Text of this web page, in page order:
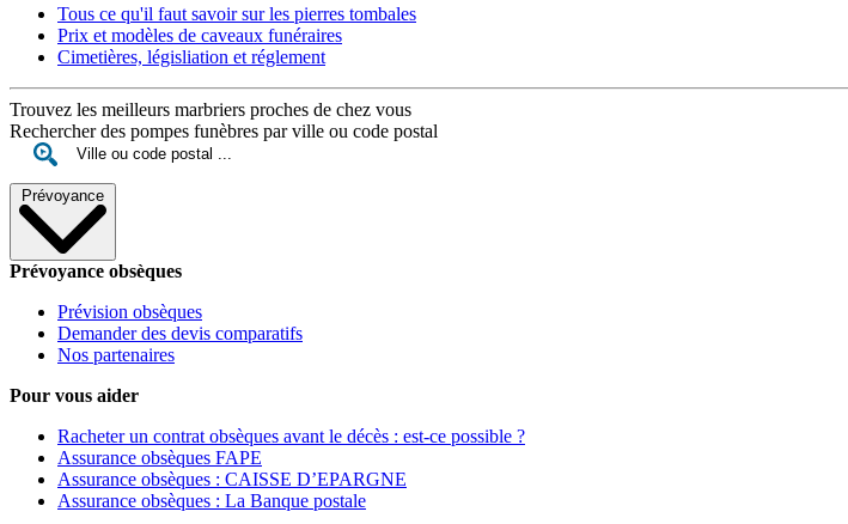
Tous ce qu'il faut savoir sur les pierres tombales
Prix et modèles de caveaux funéraires
Cimetières, législiation et réglement
Trouvez les meilleurs marbriers proches de chez vous
Rechercher des pompes funèbres par ville ou code postal
Prévoyance
Prévoyance obsèques
Prévision obsèques
Demander des devis comparatifs
Nos partenaires
Pour vous aider
Racheter un contrat obsèques avant le décès : est-ce possible ?
Assurance obsèques FAPE
Assurance obsèques : CAISSE D’EPARGNE
Assurance obsèques : La Banque postale